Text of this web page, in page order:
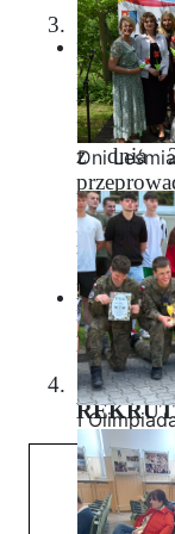
Dni
I
3.
W
liczba
uwagę
z dnia
oraz
U. z
punktów.
4.